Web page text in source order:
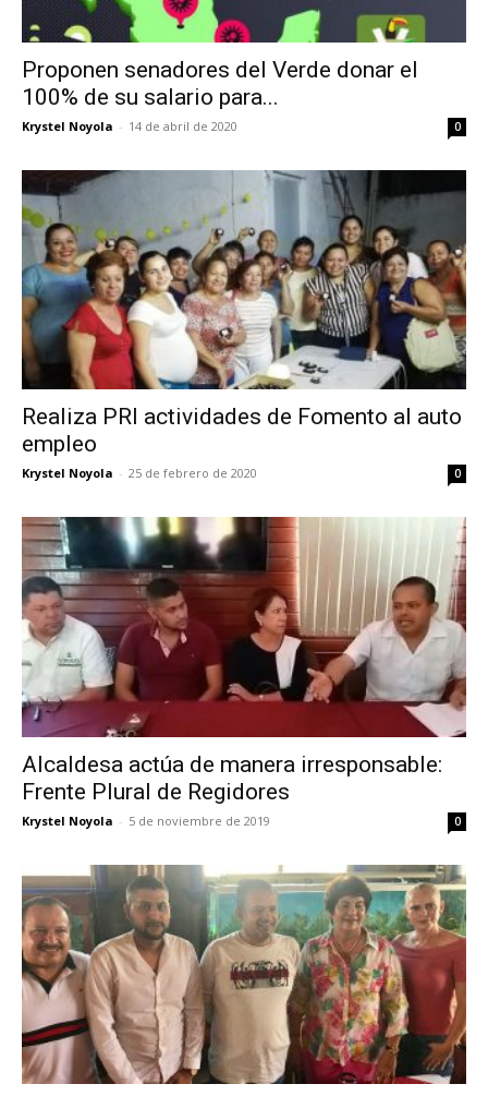
Proponen senadores del Verde donar el
100% de su salario para...
Krystel Noyola - 14 de abril de 2020 0
Realiza PRI actividades de Fomento al auto
empleo
Krystel Noyola - 25 de febrero de 2020 0
Alcaldesa actúa de manera irresponsable:
Frente Plural de Regidores
Krystel Noyola - 5 de noviembre de 2019 0